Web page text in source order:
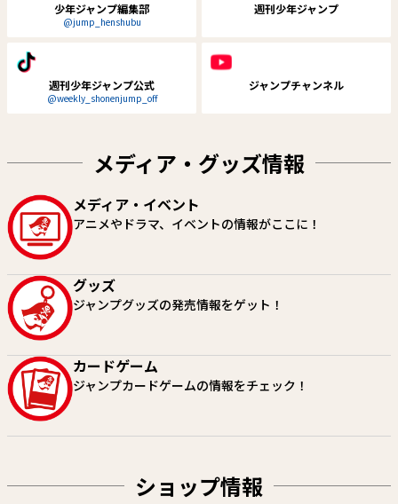
魔男のイチ
原作：西修 作画：宇佐崎しろ
井大志
カグラバチ
少年ジャンプ編集部
@jump_henshubu
週刊少年ジャンプ
週刊少年ジャンプ公式
@weekly_shonenjump_off
ジャンプチャンネル
メディア・グッズ情報
メディア・イベント
アニメやドラマ、イベントの情報がここに！
グッズ
ジャンプグッズの発売情報をゲット！
カードゲーム
ジャンプカードゲームの情報をチェック！
ショップ情報